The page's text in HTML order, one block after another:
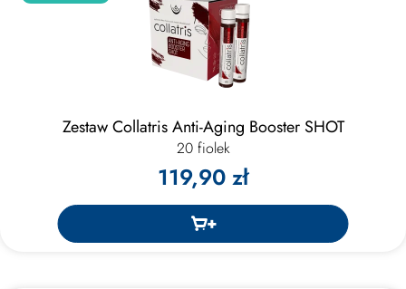
Zestaw Collatris Anti-Aging Booster SHOT
20 fiolek
119,90 zł